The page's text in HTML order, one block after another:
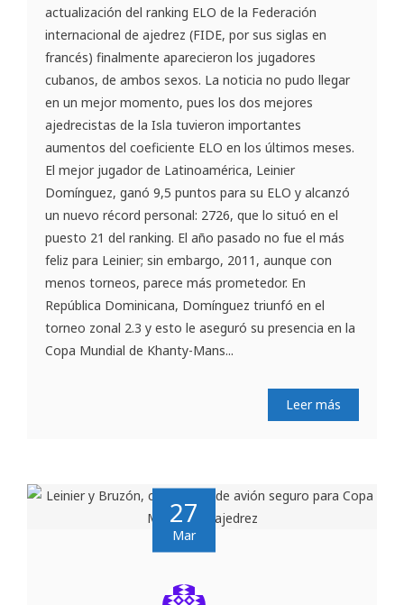
actualización del ranking ELO de la Federación
internacional de ajedrez (FIDE, por sus siglas en
francés) finalmente aparecieron los jugadores
cubanos, de ambos sexos. La noticia no pudo llegar
en un mejor momento, pues los dos mejores
ajedrecistas de la Isla tuvieron importantes
aumentos del coeficiente ELO en los últimos meses.
El mejor jugador de Latinoamérica, Leinier
Domínguez, ganó 9,5 puntos para su ELO y alcanzó
un nuevo récord personal: 2726, que lo situó en el
puesto 21 del ranking. El año pasado no fue el más
feliz para Leinier; sin embargo, 2011, aunque con
menos torneos, parece más prometedor. En
República Dominicana, Domínguez triunfó en el
torneo zonal 2.3 y esto le aseguró su presencia en la
Copa Mundial de Khanty-Mans...
Leer más
27
Mar